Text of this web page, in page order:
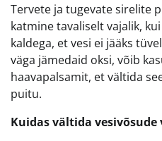
Tervete ja tugevate sirelite
katmine tavaliselt vajalik,
kaldega, et vesi ei jääks
väga jämedaid oksi, võib
haavapalsamit, et vältida
puitu.
Kuidas vältida vesivõsude